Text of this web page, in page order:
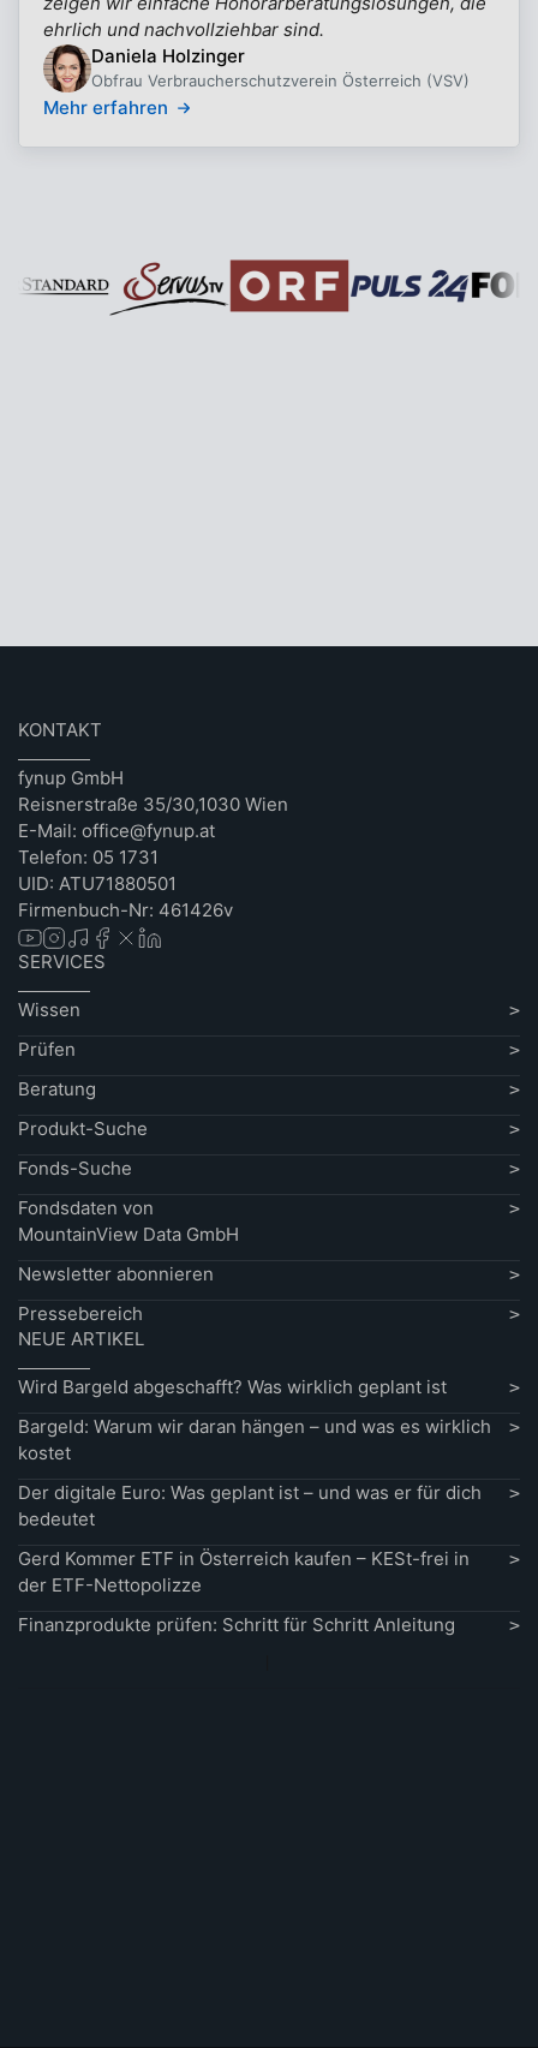
ehrlich und nachvollziehbar sind.
Daniela Holzinger
Obfrau Verbraucherschutzverein Österreich (VSV)
Mehr erfahren
KONTAKT
fynup GmbH
Reisnerstraße 35/30,1030 Wien
E-Mail: office@fynup.at
Telefon: 05 1731
UID: ATU71880501
Firmenbuch-Nr: 461426v
SERVICES
Wissen
Prüfen
Beratung
Produkt-Suche
Fonds-Suche
Fondsdaten von
MountainView Data GmbH
Newsletter abonnieren
Pressebereich
NEUE ARTIKEL
Wird Bargeld abgeschafft? Was wirklich geplant ist
Bargeld: Warum wir daran hängen – und was es wirklich
kostet
Der digitale Euro: Was geplant ist – und was er für dich
bedeutet
Gerd Kommer ETF in Österreich kaufen – KESt-frei in
der ETF-Nettopolizze
Finanzprodukte prüfen: Schritt für Schritt Anleitung